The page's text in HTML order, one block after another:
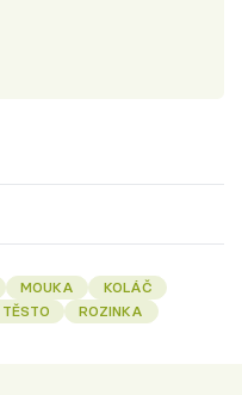
MOUKA
KOLÁČ
TĚSTO ROZINKA